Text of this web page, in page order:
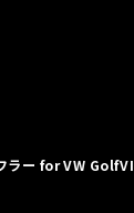
フラー for VW